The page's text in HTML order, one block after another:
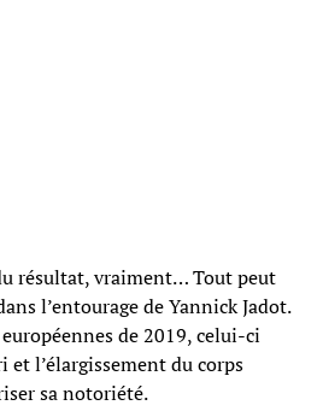
résultat, vraiment… Tout peut
l’entourage de Yannick Jadot.
de 2019, celui-ci
l’élargissement du corps
sa notoriété.